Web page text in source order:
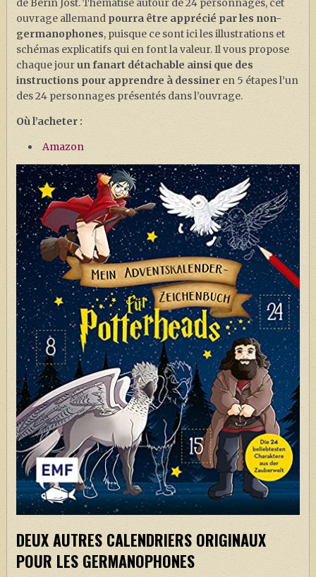
de Berin Jost. Thématisé autour de 24 personnages, cet
ouvrage allemand pourra être apprécié par les non-
germanophones, puisque ce sont ici les illustrations et
schémas explicatifs qui en font la valeur. Il vous propose
chaque jourun fanart détachable ainsi que des
instructions pour apprendre à dessiner en 5 étapes l’un
des 24 personnages présentés dans l’ouvrage.
Où l’acheter :
Amazon
DEUX AUTRES CALENDRIERS ORIGINAUX
POUR LES GERMANOPHONES